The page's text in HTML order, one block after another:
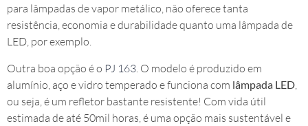
para lâmpadas de vapor metálico, não oferece tanta
resistência, economia e durabilidade quanto uma lâmpada de
LED, por exemplo.
Outra boa opção é o PJ 163 . O modelo é produzido em
alumínio, aço e vidro temperado e funciona com lâmpada LED
ou seja, é um refletor bastante resistente! Com vida útil
estimada de até 50mil horas, é uma opção mais sustentável e